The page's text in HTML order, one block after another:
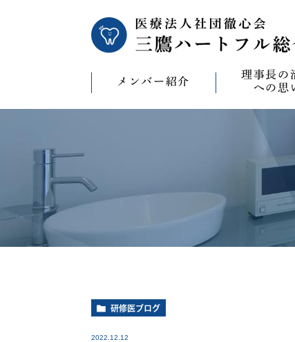
メンバー紹介
理事長の
への思
CAD/CAM（オ
療）への思い
バイコンイン
マウスピース
ビザライン）
研修医ブログ
2022.12.12